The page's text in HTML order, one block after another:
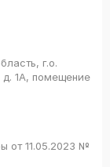
г.о.
д. 1А, помещение
от 11.05.2023 №